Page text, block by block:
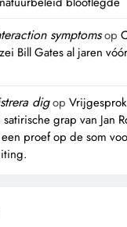
symptomsop
Bill Gates al jaren
digop
grap van Jan
proef op de som